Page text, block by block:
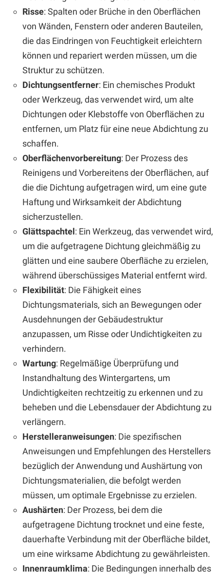
Risse: Spalten oder Brüche in den Oberflächen
von Wänden, Fenstern oder anderen Bauteilen,
die das Eindringen von Feuchtigkeit erleichtern
können und repariert werden müssen, um die
Struktur zu schützen.
Dichtungsentferner: Ein chemisches Produkt
oder Werkzeug, das verwendet wird, um alte
Dichtungen oder Klebstoffe von Oberflächen zu
entfernen, um Platz für eine neue Abdichtung zu
schaffen.
Oberflächenvorbereitung: Der Prozess des
Reinigens und Vorbereitens der Oberflächen, auf
die die Dichtung aufgetragen wird, um eine gute
Haftung und Wirksamkeit der Abdichtung
sicherzustellen.
Glättspachtel: Ein Werkzeug, das verwendet wird,
um die aufgetragene Dichtung gleichmäßig zu
glätten und eine saubere Oberfläche zu erzielen,
während überschüssiges Material entfernt wird.
Flexibilität: Die Fähigkeit eines
Dichtungsmaterials, sich an Bewegungen oder
Ausdehnungen der Gebäudestruktur
anzupassen, um Risse oder Undichtigkeiten zu
verhindern.
Wartung: Regelmäßige Überprüfung und
Instandhaltung des Wintergartens, um
Undichtigkeiten rechtzeitig zu erkennen und zu
beheben und die Lebensdauer der Abdichtung zu
verlängern.
Herstelleranweisungen: Die spezifischen
Anweisungen und Empfehlungen des Herstellers
bezüglich der Anwendung und Aushärtung von
Dichtungsmaterialien, die befolgt werden
müssen, um optimale Ergebnisse zu erzielen.
Aushärten: Der Prozess, bei dem die
aufgetragene Dichtung trocknet und eine feste,
dauerhafte Verbindung mit der Oberfläche bildet,
um eine wirksame Abdichtung zu gewährleisten.
Innenraumklima: Die Bedingungen innerhalb des